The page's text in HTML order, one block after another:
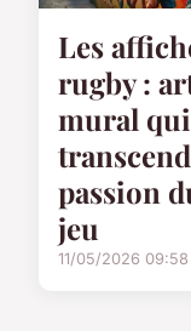
Les
rugby :
mural qui
passion
jeu
11/05/2026 09:58